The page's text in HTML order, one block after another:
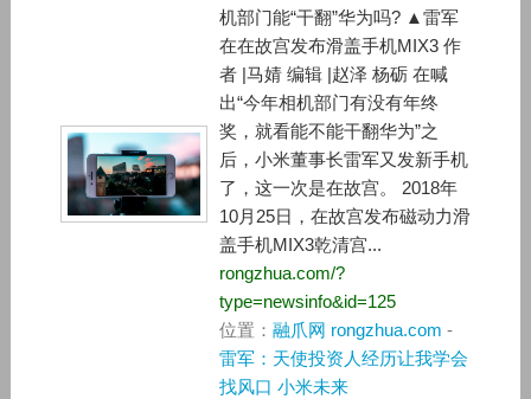
机部门能“干翻”华为吗? ▲雷军
在在故宫发布滑盖手机MIX3 作
者 |马婧 编辑 |赵泽 杨砺 在喊
出“今年相机部门有没有年终
奖，就看能不能干翻华为”之
后，小米董事长雷军又发新手机
了，这一次是在故宫。 2018年
10月25日，在故宫发布磁动力滑
盖手机MIX3乾清宫...
rongzhua.com/?
type=newsinfo&id=125
位置： 融爪网 rongzhua.com -
雷军：天使投资人经历让我学会
找风口 小米未来